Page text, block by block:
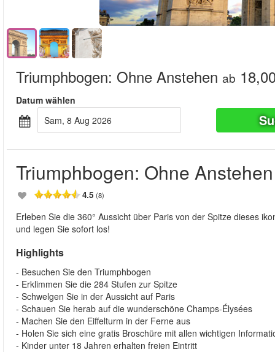
Triumphbogen: Ohne Anstehen ab
Datum wählen
Sam, 8 Aug 2026
Triumphbogen: Ohne Anstehen
4.5 (8)
Erleben Sie die 360° Aussicht über Paris von der Spitze dieses
und legen Sie sofort los!
Highlights
- Besuchen Sie den Triumphbogen
- Erklimmen Sie die 284 Stufen zur Spitze
- Schwelgen Sie in der Aussicht auf Paris
- Schauen Sie herab auf die wunderschöne Champs-Élysées
- Machen Sie den Eiffelturm in der Ferne aus
- Holen Sie sich eine gratis Broschüre mit allen wichtigen
- Kinder unter 18 Jahren erhalten freien Eintritt